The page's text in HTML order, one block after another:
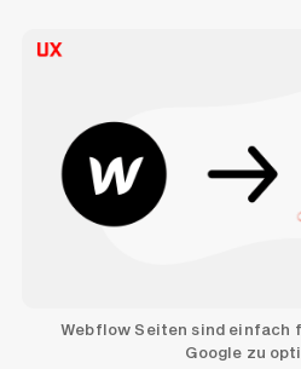
Webflow Seiten sind einfach
Google zu